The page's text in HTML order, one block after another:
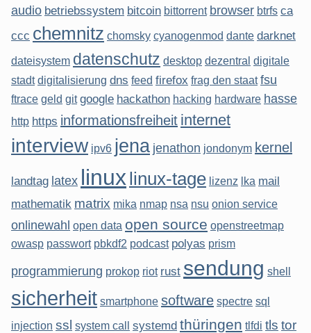
audio betriebssystem bitcoin bittorrent browser btrfs ca
ccc chemnitz chomsky cyanogenmod dante darknet
dateisystem datenschutz desktop dezentral digitale
stadt digitalisierung dns feed firefox frag den staat fsu
ftrace geld git google hackathon hacking hardware hasse
http https informationsfreiheit internet
interview ipv6 jena jenathon jondonym kernel
landtag latex linux linux-tage lizenz lka mail
mathematik matrix mika nmap nsa nsu onion service
onlinewahl open data open source openstreetmap
owasp passwort pbkdf2 podcast polyas prism
programmierung prokop riot rust sendung shell
sicherheit smartphone software spectre sql
injection ssl system call systemd thüringen tlfdi tls tor